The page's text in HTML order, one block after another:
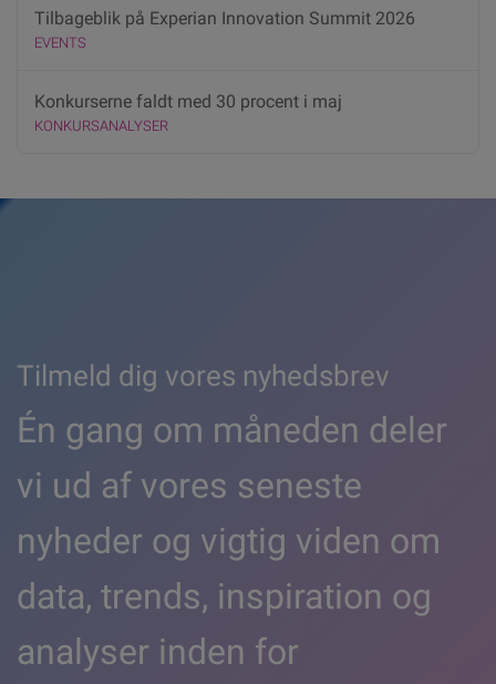
Tilbageblik på Experian Innovation Summit 2026
EVENTS
Konkurserne faldt med 30 procent i maj
KONKURSANALYSER
Tilmeld dig vores nyhedsbrev
Én gang om måneden deler
vi ud af vores seneste
nyheder og vigtig viden om
data, trends, inspiration og
analyser inden for